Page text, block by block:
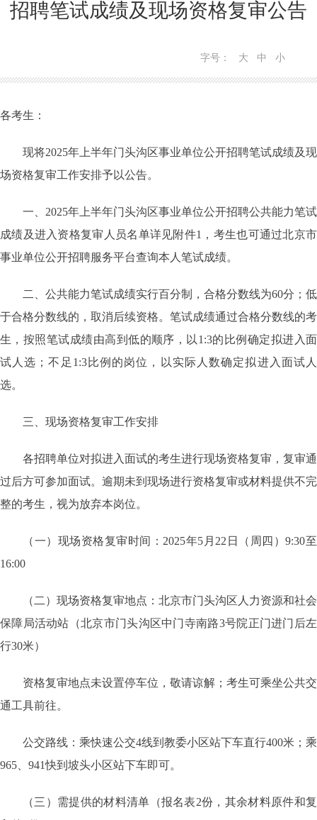
招聘笔试成绩及现场资格复审公告
字号： 大 中 小
各考生：
现将2025年上半年门头沟区事业单位公开招聘笔试成绩及现
场资格复审工作安排予以公告。
一、2025年上半年门头沟区事业单位公开招聘公共能力笔试
成绩及进入资格复审人员名单详见附件1，考生也可通过北京市
事业单位公开招聘服务平台查询本人笔试成绩。
二、公共能力笔试成绩实行百分制，合格分数线为60分；低
于合格分数线的，取消后续资格。笔试成绩通过合格分数线的考
生，按照笔试成绩由高到低的顺序，以1:3的比例确定拟进入面
试人选；不足1:3比例的岗位，以实际人数确定拟进入面试人
选。
三、现场资格复审工作安排
各招聘单位对拟进入面试的考生进行现场资格复审，复审通
过后方可参加面试。逾期未到现场进行资格复审或材料提供不完
整的考生，视为放弃本岗位。
（一）现场资格复审时间：2025年5月22日（周四）9:30至
16:00
（二）现场资格复审地点：北京市门头沟区人力资源和社会
保障局活动站（北京市门头沟区中门寺南路3号院正门进门后左
行30米）
资格复审地点未设置停车位，敬请谅解；考生可乘坐公共交
通工具前往。
公交路线：乘快速公交4线到教委小区站下车直行400米；乘
965、941快到坡头小区站下车即可。
（三）需提供的材料清单（报名表2份，其余材料原件和复